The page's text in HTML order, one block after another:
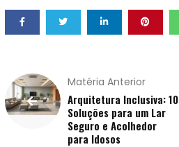
Qualidade
Vida
Sexualidade
Matéria Anterior
Arquitetura Inclusiva: 10
Soluções para um Lar
Seguro e Acolhedor
para Idosos